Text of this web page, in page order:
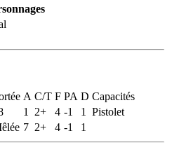
A C/T F PA D Capacités
1 2+ 4 -1 1
Pistolet
7 2+ 4 -1 1